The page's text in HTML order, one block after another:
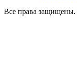
Все права защищены.